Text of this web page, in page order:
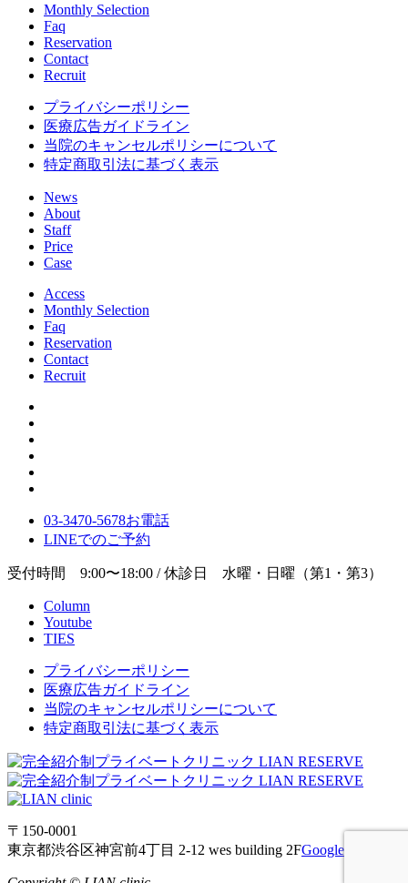
Monthly Selection
Faq
Reservation
Contact
Recruit
プライバシーポリシー
医療広告ガイドライン
当院のキャンセルポリシーについて
特定商取引法に基づく表示
News
About
Staff
Price
Case
Access
Monthly Selection
Faq
Reservation
Contact
Recruit
03-3470-5678お電話
LINEでのご予約
受付時間 9:00〜18:00 / 休診日 水曜・日曜（第1・第3）
Column
Youtube
TIES
プライバシーポリシー
医療広告ガイドライン
当院のキャンセルポリシーについて
特定商取引法に基づく表示
〒150-0001
東京都渋谷区神宮前4丁目 2-12 wes building 2FGoogle Maps